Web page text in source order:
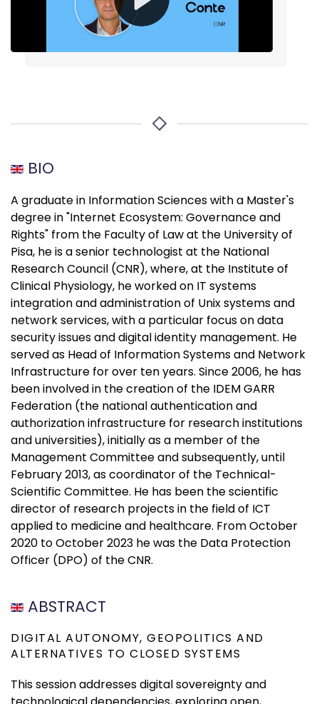
BIO
A graduate in Information Sciences with a Master's
degree in "Internet Ecosystem: Governance and
Rights" from the Faculty of Law at the University of
Pisa, he is a senior technologist at the National
Research Council (CNR), where, at the Institute of
Clinical Physiology, he worked on IT systems
integration and administration of Unix systems and
network services, with a particular focus on data
security issues and digital identity management. He
served as Head of Information Systems and Network
Infrastructure for over ten years. Since 2006, he has
been involved in the creation of the IDEM GARR
Federation (the national authentication and
authorization infrastructure for research institutions
and universities), initially as a member of the
Management Committee and subsequently, until
February 2013, as coordinator of the Technical-
Scientific Committee. He has been the scientific
director of research projects in the field of ICT
applied to medicine and healthcare. From October
2020 to October 2023 he was the Data Protection
Officer (DPO) of the CNR.
ABSTRACT
DIGITAL AUTONOMY, GEOPOLITICS AND
ALTERNATIVES TO CLOSED SYSTEMS
This session addresses digital sovereignty and